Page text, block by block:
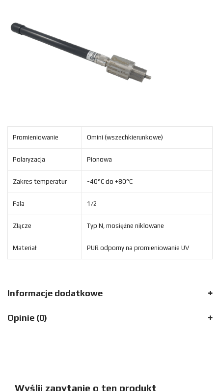
Promieniowanie Omini (wszechkierunkowe)
Polaryzacja Pionowa
Zakres temperatur -40°C do +80°C
Fala 1/2
Złącze Typ N, mosiężne niklowane
Materiał PUR odporny na promieniowanie UV
Informacje dodatkowe
Opinie (0)
Wyślij zapytanie o ten produkt